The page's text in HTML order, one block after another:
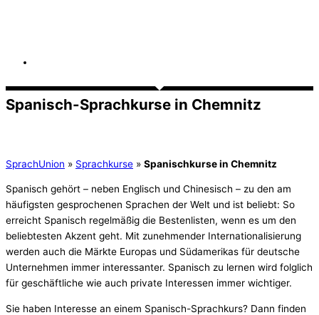
Spanisch-Sprachkurse in Chemnitz
SprachUnion » Sprachkurse » Spanischkurse in Chemnitz
Spanisch gehört – neben Englisch und Chinesisch – zu den am
häufigsten gesprochenen Sprachen der Welt und ist beliebt: So
erreicht Spanisch regelmäßig die Bestenlisten, wenn es um den
beliebtesten Akzent geht. Mit zunehmender Internationalisierung
werden auch die Märkte Europas und Südamerikas für deutsche
Unternehmen immer interessanter. Spanisch zu lernen wird folglich
für geschäftliche wie auch private Interessen immer wichtiger.
Sie haben Interesse an einem Spanisch-Sprachkurs? Dann finden